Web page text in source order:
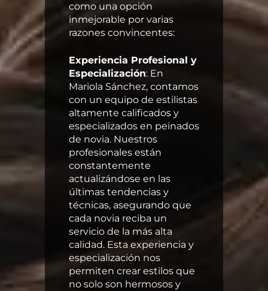
como una opción
inmejorable por varias
razones convincentes:
Experiencia Profesional y
Especialización: En
Mariola Sánchez, contamos
con un equipo de estilistas
altamente calificados y
especializados en peinados
de novia. Nuestros
profesionales están
constantemente
actualizándose en las
últimas tendencias y
técnicas, asegurando que
cada novia reciba un
servicio de la más alta
calidad. Esta experiencia y
especialización nos
permiten crear estilos que
no solo son hermosos y